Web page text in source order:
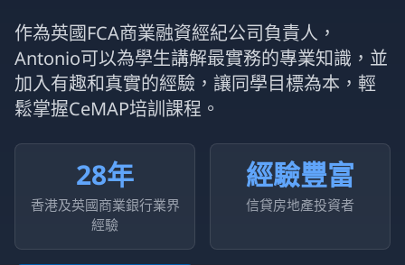
作為英國FCA商業融資經紀公司負責人，
Antonio可以為學生講解最實務的專業知識，並
加入有趣和真實的經驗，讓同學目標為本，輕
鬆掌握CeMAP培訓課程。
28年
香港及英國商業銀行業界
經驗
經驗豐富
信貸房地產投資者